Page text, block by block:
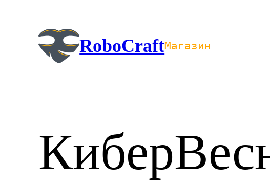
содержимому
RoboCraftМагазин